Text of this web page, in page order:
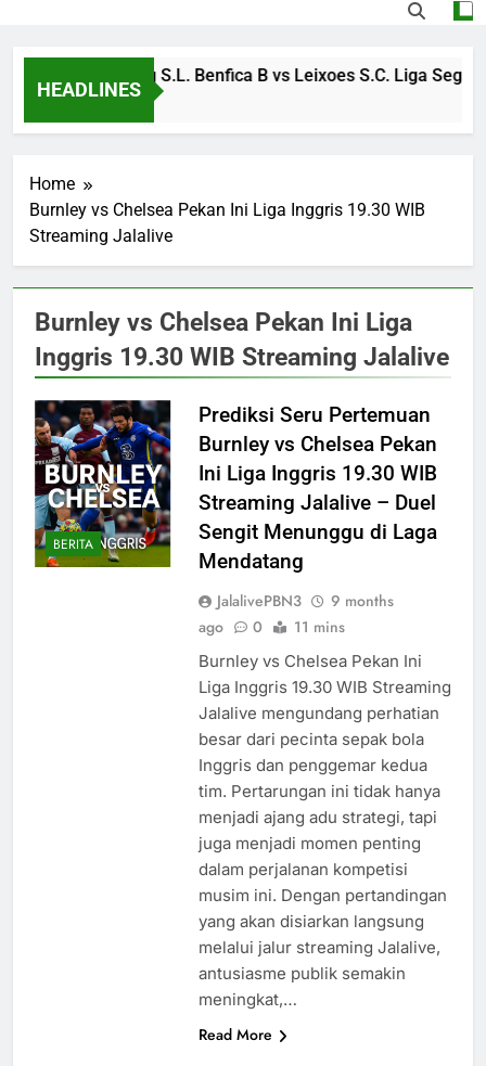
HEADLINES
Nikmati Streaming S.L. Benfica B vs Leixoes S.C. Liga
2 Hours Ago
Home
Burnley vs Chelsea Pekan Ini Liga Inggris 19.30 WIB
Streaming Jalalive
Burnley vs Chelsea Pekan Ini Liga
Inggris 19.30 WIB Streaming Jalalive
BERITA
Prediksi Seru Pertemuan
Burnley vs Chelsea Pekan
Ini Liga Inggris 19.30 WIB
Streaming Jalalive – Duel
Sengit Menunggu di Laga
Mendatang
JalalivePBN3
9 months
ago
0 11 mins
Burnley vs Chelsea Pekan Ini
Liga Inggris 19.30 WIB Streaming
Jalalive mengundang perhatian
besar dari pecinta sepak bola
Inggris dan penggemar kedua
tim. Pertarungan ini tidak hanya
menjadi ajang adu strategi, tapi
juga menjadi momen penting
dalam perjalanan kompetisi
musim ini. Dengan pertandingan
yang akan disiarkan langsung
melalui jalur streaming Jalalive,
antusiasme publik semakin
meningkat,…
Read More